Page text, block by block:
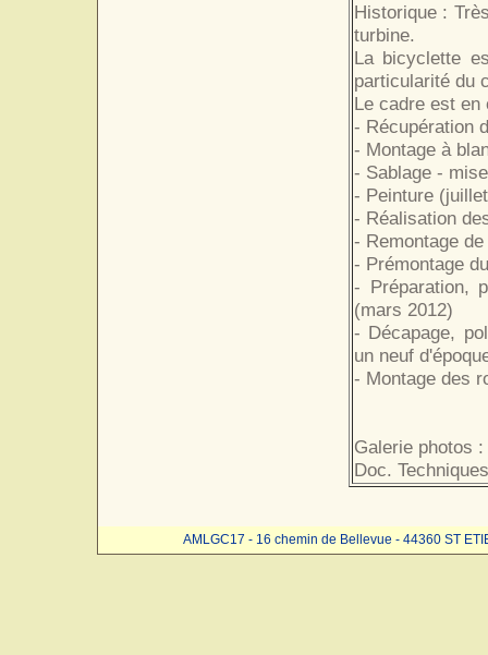
Historique :
turbine.
La bicyclette
particularité du
Le cadre est
- Récupération
- Montage à
- Sablage -
- Peinture
- Réalisation
- Remontage
- Prémontage
- Préparation,
(mars 2012)
- Décapage,
un neuf
- Montage des
Galerie photos :
Doc.
AMLGC17 - 16 chemin de Bellevue - 44360 ST